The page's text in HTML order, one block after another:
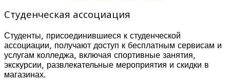
Студенческая ассоциация
Студенты, присоединившиеся к студенческой
ассоциации, получают доступ к бесплатным сервисам и
услугам колледжа, включая спортивные занятия,
экскурсии, развлекательные мероприятия и скидки в
магазинах.